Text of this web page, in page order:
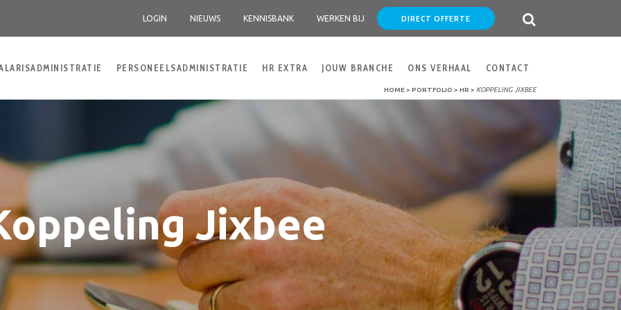
LOGIN NIEUWS KENNISBANK WERKEN BIJ DIRECT OFFERTE
PERSONEELSADMINISTRATIE HR EXTRA JOUW BRANCHE ONS VERHAAL CONTACT
HOME> PORTFOLIO > HR > KOPPELING JIXBEE
Jixbee